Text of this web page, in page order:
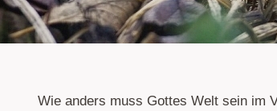
Wie anders muss Gottes Welt sein im